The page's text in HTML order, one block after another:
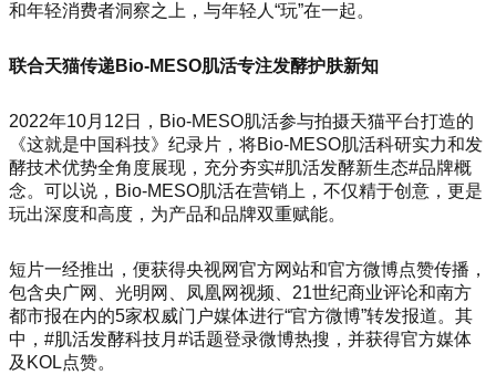
和年轻消费者洞察之上，与年轻人“玩”在一起。
联合天猫传递Bio-MESO肌活专注发酵护肤新知
2022年10月12日，Bio-MESO肌活参与拍摄天猫平台打造的
《这就是中国科技》纪录片，将Bio-MESO肌活科研实力和发
酵技术优势全角度展现，充分夯实#肌活发酵新生态#品牌概
念。可以说，Bio-MESO肌活在营销上，不仅精于创意，更是
玩出深度和高度，为产品和品牌双重赋能。
短片一经推出，便获得央视网官方网站和官方微博点赞传播，
包含央广网、光明网、凤凰网视频、21世纪商业评论和南方
都市报在内的5家权威门户媒体进行“官方微博”转发报道。其
中，#肌活发酵科技月#话题登录微博热搜，并获得官方媒体
及KOL点赞。